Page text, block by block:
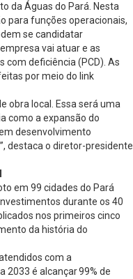
da Águas do Pará. Nesta
para funções operacionais,
se candidatar
vai atuar e as
com deficiência (PCD). As
por meio do link
obra local. Essa será uma
como a expansão do
desenvolvimento
destaca o diretor-presidente
em 99 cidades do Pará
durante os 40
nos primeiros cinco
da história do
com a
2033 é alcançar 99% de